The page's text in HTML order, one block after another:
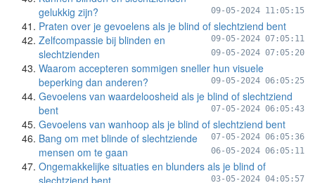
gelukkig zijn?
09-05-2024 11:05:15
Praten over je gevoelens als je blind of slechtziend bent
09-05-2024 07:05:11
Zelfcompassie bij blinden en
slechtzienden
09-05-2024 07:05:20
Waarom accepteren sommigen sneller hun visuele
beperking dan anderen?
09-05-2024 06:05:25
Gevoelens van waardeloosheid als je blind of slechtziend
bent
07-05-2024 06:05:43
Gevoelens van wanhoop als je blind of slechtziend bent
07-05-2024 06:05:36
Bang om met blinde of slechtziende
mensen om te gaan
06-05-2024 06:05:11
Ongemakkelijke situaties en blunders als je blind of
slechtziend bent
03-05-2024 04:05:57